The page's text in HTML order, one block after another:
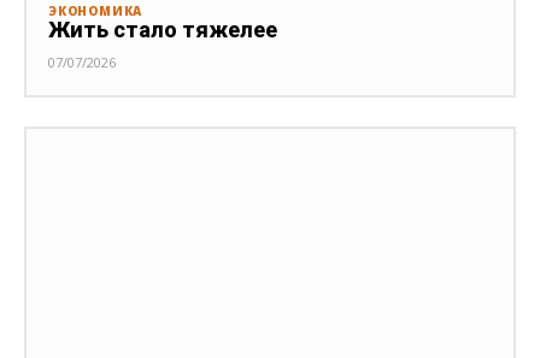
ЭКОНОМИКА
Жить стало тяжелее
07/07/2026